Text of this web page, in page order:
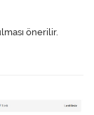
önerilir.